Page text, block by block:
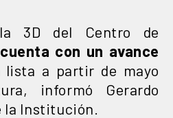
3D del Centro de
cuenta con un avance
lista a partir de mayo
informó Gerardo
la Institución.